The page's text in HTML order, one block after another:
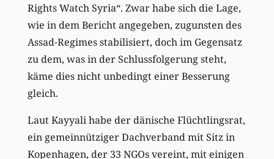
Rights Watch Syria“. Zwar habe sich die Lage,
wie in dem Bericht angegeben, zugunsten des
Assad-Regimes stabilisiert, doch im Gegensatz
zu dem, was in der Schlussfolgerung steht,
käme dies nicht unbedingt einer Besserung
gleich.
Laut Kayyali habe der dänische Flüchtlingsrat,
ein gemeinnütziger Dachverband mit Sitz in
Kopenhagen, der 33 NGOs vereint, mit einigen